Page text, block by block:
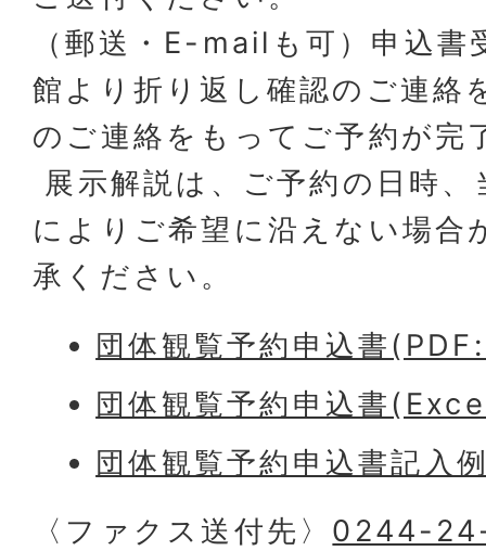
（郵送・E-mailも可）申込書
館より折り返し確認のご連絡
のご連絡をもってご予約が完
展示解説は、ご予約の日時
によりご希望に沿えない場合
承ください。
団体観覧予約申込書
団体観覧予約申込書
団体観覧予約申込書記
〈ファクス送付先〉 0244-